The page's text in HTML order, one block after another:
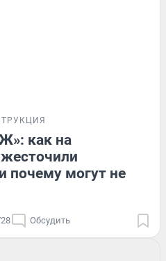
как на
почему могут не
Обсудить